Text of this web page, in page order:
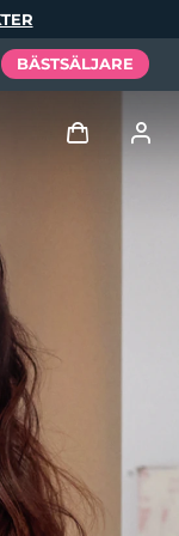
BÄSTSÄLJARE
Användarprofil
Mina enheter
beställningar
Mina adresser
中文